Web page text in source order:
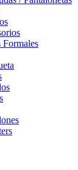
Formales